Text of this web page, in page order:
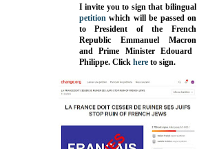
I invite you to sign that bilingual
petition which will be passed on
to President of the French
Republic Emmanuel Macron
and Prime MinisterEdouard
Philippe. Click here to sign.